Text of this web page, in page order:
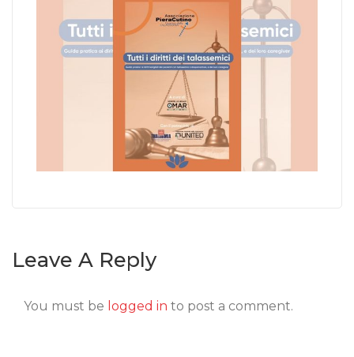
Leave A Reply
You must be logged in to post a comment.